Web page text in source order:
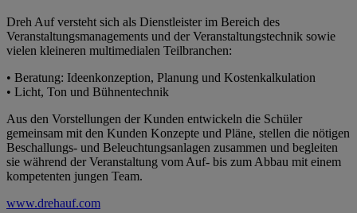
Dreh Auf versteht sich als Dienstleister im Bereich des
Veranstaltungsmanagements und der Veranstaltungstechnik sowie
vielen kleineren multimedialen Teilbranchen:
• Beratung: Ideenkonzeption, Planung und Kostenkalkulation
• Licht, Ton und Bühnentechnik
Aus den Vorstellungen der Kunden entwickeln die Schüler
gemeinsam mit den Kunden Konzepte und Pläne, stellen die nötigen
Beschallungs- und Beleuchtungsanlagen zusammen und begleiten
sie während der Veranstaltung vom Auf- bis zum Abbau mit einem
kompetenten jungen Team.
www.drehauf.com